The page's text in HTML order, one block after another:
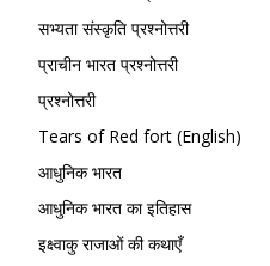
सभ्यता संस्कृति प्रश्नोत्तरी
प्राचीन भारत प्रश्नोत्तरी
प्रश्नोत्तरी
Tears of Red fort (English)
आधुनिक भारत
आधुनिक भारत का इतिहास
इक्ष्वाकु राजाओं की कथाएँ